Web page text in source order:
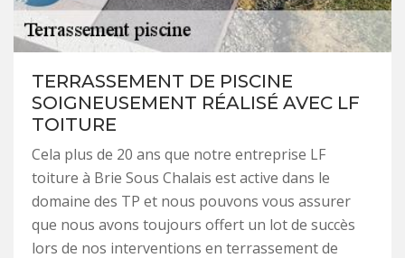
TERRASSEMENT DE PISCINE
SOIGNEUSEMENT RÉALISÉ AVEC LF
TOITURE
Cela plus de 20 ans que notre entreprise LF
toiture à Brie Sous Chalais est active dans le
domaine des TP et nous pouvons vous assurer
que nous avons toujours offert un lot de succès
lors de nos interventions en terrassement de